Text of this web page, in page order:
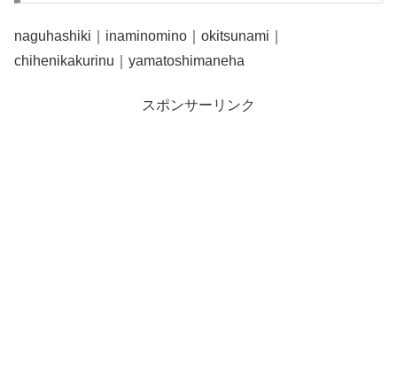
naguhashiki｜inaminomino｜okitsunami｜
chihenikakurinu｜yamatoshimaneha
スポンサーリンク